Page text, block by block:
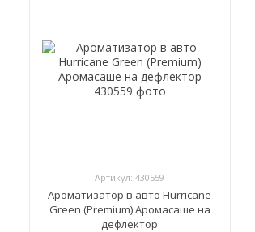
Артикул: 430559
Ароматизатор в авто Hurricane
Green (Premium) Аромасаше на
дефлектор